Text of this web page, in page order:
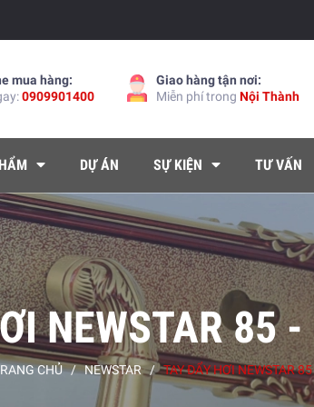
mua hàng:
0909901400
Giao hàng tận nơi:
Miễn phí trong Nội Thành
DỰ ÁN SỰ KIỆN TƯ VẤN
NEWSTAR 85
CHỦ / NEWSTAR / TAY ĐẨY HƠI NEWSTAR